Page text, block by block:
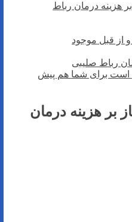
هزینه درمان رباط
از قبل موجود
رباط صلیبی
است برای شما هم پیش
بر هزینه درمان